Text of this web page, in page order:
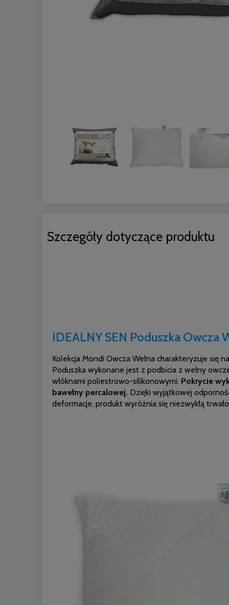
Szczegóły dotyczące produktu
IDEALNY SEN Poduszka Owcza
Kolekcja Mondi Owcza Wełna charakteryzuje się
Poduszka wykonane jest z podbicia z wełny
włóknami poliestrowo-silikonowymi. Pokrycie
bawełny percalowej. Dzięki wyjątkowej
deformacje, produkt wyróżnia się niezwykłą